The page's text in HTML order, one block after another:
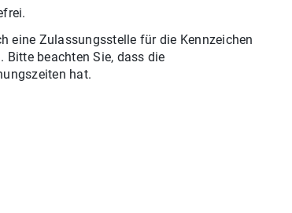
eine Zulassungsstelle für die Kennzeichen
Bitte beachten Sie, dass die
hat.